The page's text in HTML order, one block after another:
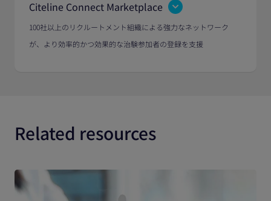
Citeline Connect Marketplace
100社以上のリクルートメント組織による強力なネットワーク
が、より効率的かつ効果的な治験参加者の登録を支援
Related resources